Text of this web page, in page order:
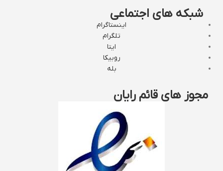
شبکه های اجتماعی
اینستاگرام
تلگرام
ایتا
روبیکا
بله
مجوز های قائم رایان